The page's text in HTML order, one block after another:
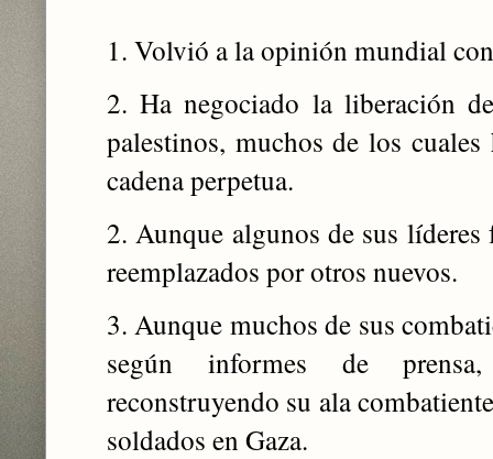
1. Volvió a la opinión mundial
2. Ha negociado la liberación
palestinos, muchos de los
cadena perpetua.
2. Aunque algunos de sus líderes
reemplazados por otros nuevos.
3. Aunque muchos de sus
según informes de
reconstruyendo su ala
soldados en Gaza.